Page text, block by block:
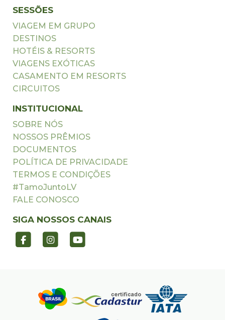
SESSÕES
VIAGEM EM GRUPO
DESTINOS
HOTÉIS & RESORTS
VIAGENS EXÓTICAS
CASAMENTO EM RESORTS
CIRCUITOS
INSTITUCIONAL
SOBRE NÓS
NOSSOS PRÊMIOS
DOCUMENTOS
POLÍTICA DE PRIVACIDADE
TERMOS E CONDIÇÕES
#TamoJuntoLV
FALE CONOSCO
SIGA NOSSOS CANAIS